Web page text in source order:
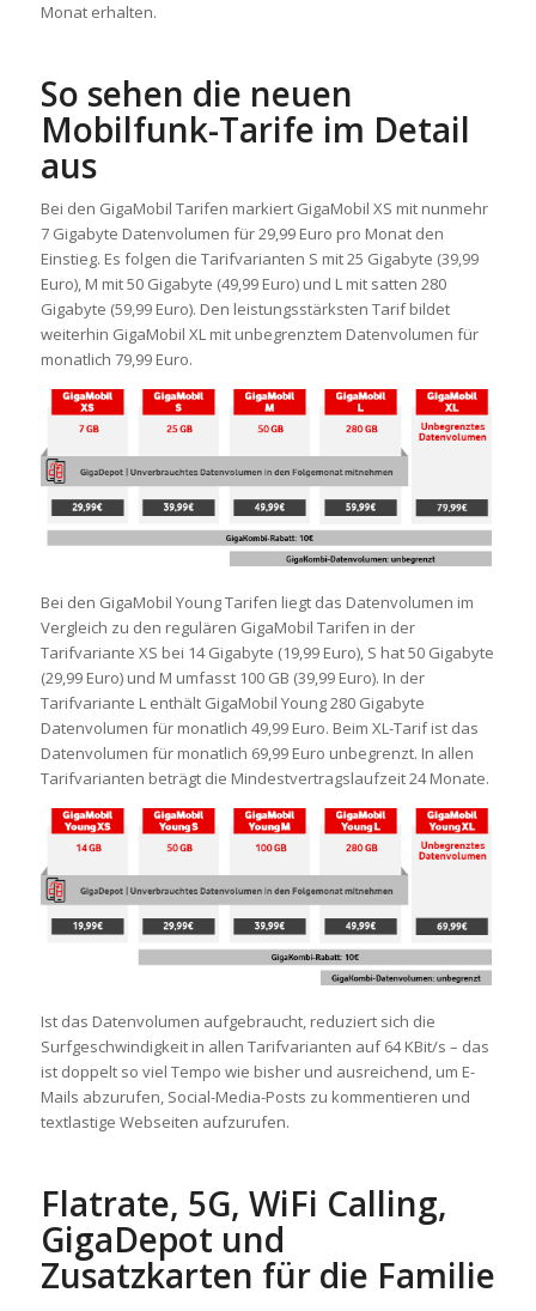
Monat erhalten.
So sehen die neuen
Mobilfunk-Tarife im Detail
aus
Bei den GigaMobil Tarifen markiert GigaMobil XS mit nunmehr
7 Gigabyte Datenvolumen für 29,99 Euro pro Monat den
Einstieg. Es folgen die Tarifvarianten S mit 25 Gigabyte (39,99
Euro), M mit 50 Gigabyte (49,99 Euro) und L mit satten 280
Gigabyte (59,99 Euro). Den leistungsstärksten Tarif bildet
weiterhin GigaMobil XL mit unbegrenztem Datenvolumen für
monatlich 79,99 Euro.
Bei den GigaMobil Young Tarifen liegt das Datenvolumen im
Vergleich zu den regulären GigaMobil Tarifen in der
Tarifvariante XS bei 14 Gigabyte (19,99 Euro), S hat 50 Gigabyte
(29,99 Euro) und M umfasst 100 GB (39,99 Euro). In der
Tarifvariante L enthält GigaMobil Young 280 Gigabyte
Datenvolumen für monatlich 49,99 Euro. Beim XL-Tarif ist das
Datenvolumen für monatlich 69,99 Euro unbegrenzt. In allen
Tarifvarianten beträgt die Mindestvertragslaufzeit 24 Monate.
Ist das Datenvolumen aufgebraucht, reduziert sich die
Surfgeschwindigkeit in allen Tarifvarianten auf 64 KBit/s – das
ist doppelt so viel Tempo wie bisher und ausreichend, um E-
Mails abzurufen, Social-Media-Posts zu kommentieren und
textlastige Webseiten aufzurufen.
Flatrate, 5G, WiFi Calling,
GigaDepot und
Zusatzkarten für die Familie